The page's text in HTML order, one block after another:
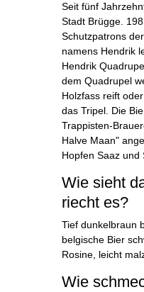
Seit fünf
Stadt Brügge.
Schutzpatrons
namens Hendrik
Hendrik
dem Quadrupel
Holzfass reift
das Tripel. Die
Trappisten-
Halve Maan"
Hopfen Saaz und
Wie sieht
riecht es?
Tief dunkelbraun
belgische Bier
Rosine, leicht
Wie